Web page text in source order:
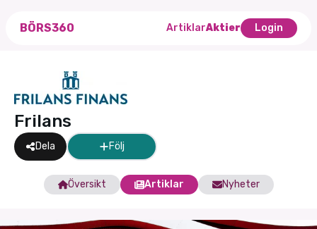
BÖRS360 ArtiklarAktier Login
Frilans
Dela Följ
Översikt Artiklar Nyheter